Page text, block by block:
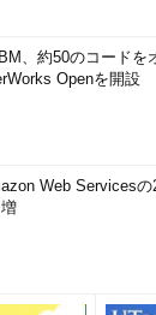
、約50のコードを
Openを開設
Web Services